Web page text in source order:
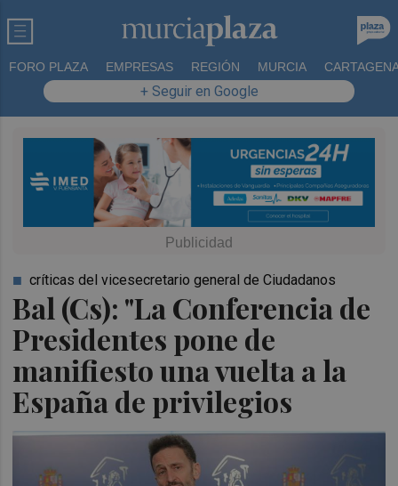
FORO PLAZA EMPRESAS REGIÓN MURCIA
+ Seguir en Google
Bal (Cs): "La Conferencia de
Presidentes pone de
manifiesto una vuelta a la
España de privilegios
críticas del vicesecretario general de Ciudadanos